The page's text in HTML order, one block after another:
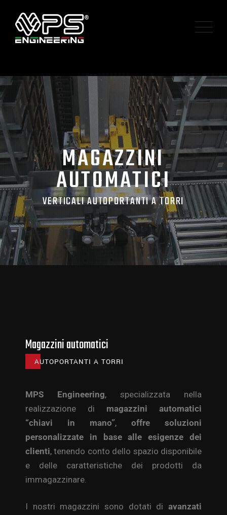
VERTICALIAUTOPORTANTIATORRI
MAGAZZINI
AUTOMATICI
Magazzini automatici
AUTOPORTANTI A TORRI
MPS Engineering, specializzata nella
realizzazione di magazzini automatici
“chiavi in mano”, offre soluzioni
personalizzate in base alle esigenze dei
clienti, tenendo conto dello spazio disponibile
e delle caratteristiche dei prodotti da
immagazzinare.
I nostri magazzini sono dotati di avanzati